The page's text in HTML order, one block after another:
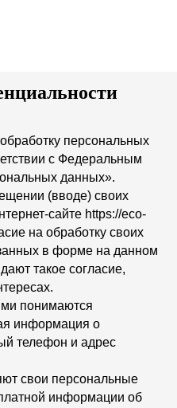
персональных
с Федеральным
данных».
(вводе) своих
сайте https://eco-
на обработку своих
в форме на данном
такое согласие,
понимаются
информация о
телефон и адрес
свои персональные
информации об